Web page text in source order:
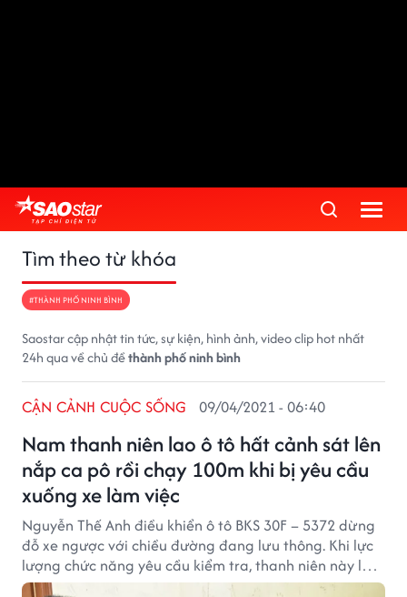
Tìm theo từ khóa
#THÀNH PHỐ NINH BÌNH
Saostar cập nhật tin tức, sự kiện, hình ảnh, video clip hot nhất
24h qua về chủ đềthành phố ninh bình
Nam thanh niên lao ô tô hất cảnh sát lên
nắp ca pô rồi chạy 100m khi bị yêu cầu
xuống xe làm việc
CẬN CẢNH CUỘC SỐNG 09/04/2021 - 06:40
Nguyễn Thế Anh điều khiển ô tô BKS 30F – 5372 dừng
đỗ xe ngược với chiều đường đang lưu thông. Khi lực
lượng chức năng yêu cầu kiểm tra, thanh niên này lao
xe hất cảnh sát lên nắp ca pô.